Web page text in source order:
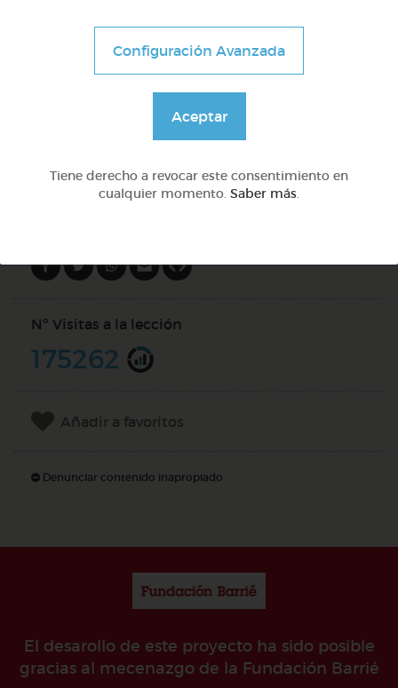
1º Primaria (6-7 años)
Aprendemos a identificar el mayor menor e igual
DOCS (3)
Nº Visitas a la lección
175262
Añadir a favoritos
Denunciar contenido inapropiado
El desarollo de este proyecto ha sido posible
gracias al mecenazgo de la Fundación Barrié
Configuración Avanzada
Aceptar
Tiene derecho a revocar este consentimiento en
cualquier momento. Saber más.